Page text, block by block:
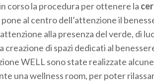
corso la procedura per ottenere la
al centro dell’attenzione il
alla presenza del verde, di
creazione di spazi dedicati al
WELL sono state realizzate
una wellness room, per poter